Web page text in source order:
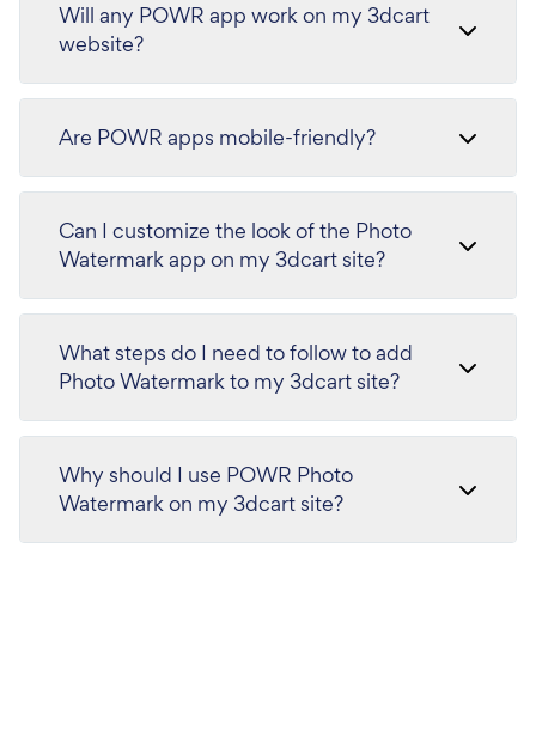
Will any POWR app work on my 3dcart
website?
Are POWR apps mobile-friendly?
Can I customize the look of the Photo
Watermark app on my 3dcart site?
What steps do I need to follow to add
Photo Watermark to my 3dcart site?
Why should I use POWR Photo
Watermark on my 3dcart site?